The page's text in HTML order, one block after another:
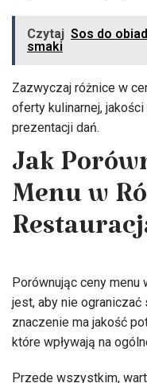
Czytaj Sos do
smaki
Zazwyczaj różnice w
oferty kulinarnej,
prezentacji dań.
Jak
Menu w
Porównując ceny menu
jest, aby nie
znaczenie ma jakość
które wpływają na
Przede wszystkim,